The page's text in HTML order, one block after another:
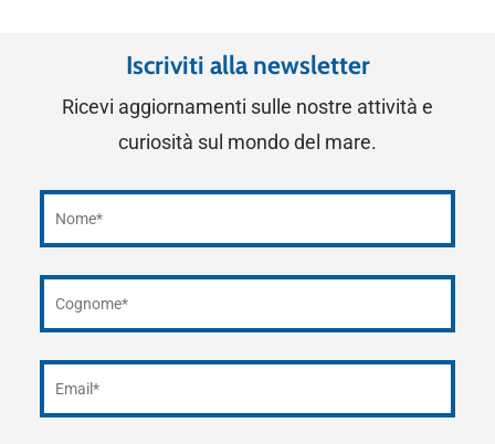
Iscriviti alla newsletter
Ricevi aggiornamenti sulle nostre attività e
curiosità sul mondo del mare.